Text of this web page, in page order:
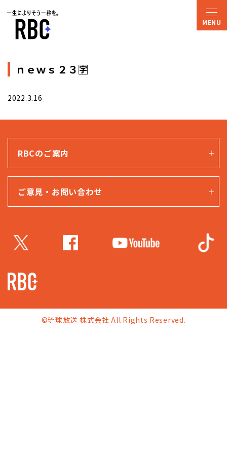
ｎｅｗｓ２３🈑
2022.3.16
RBCのご案内
ご意見・お問い合わせ
©琉球放送 株式会社 All Rights Reserved.